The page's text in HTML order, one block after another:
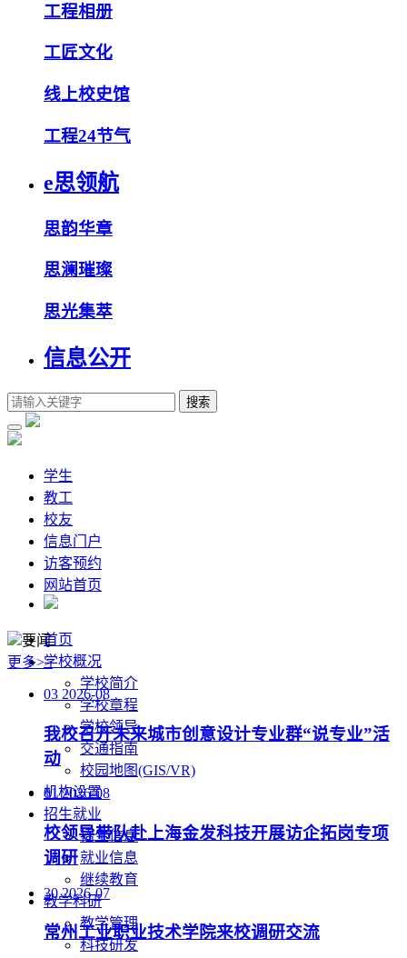
工程相册
工匠文化
线上校史馆
工程24节气
e思领航
思韵华章
思澜璀璨
思光集萃
信息公开
搜索
学生
教工
校友
信息门户
访客预约
网站首页
首页
学校概况
学校简介
学校章程
学校领导
交通指南
校园地图(GIS/VR)
机构设置
招生就业
招生信息
就业信息
继续教育
教学科研
教学管理
科技研发
要闻
更多>>
03 2026-08
我校召开未来城市创意设计专业群“说专业”活
动
01 2026-08
校领导带队赴上海金发科技开展访企拓岗专项
调研
30 2026-07
常州工业职业技术学院来校调研交流